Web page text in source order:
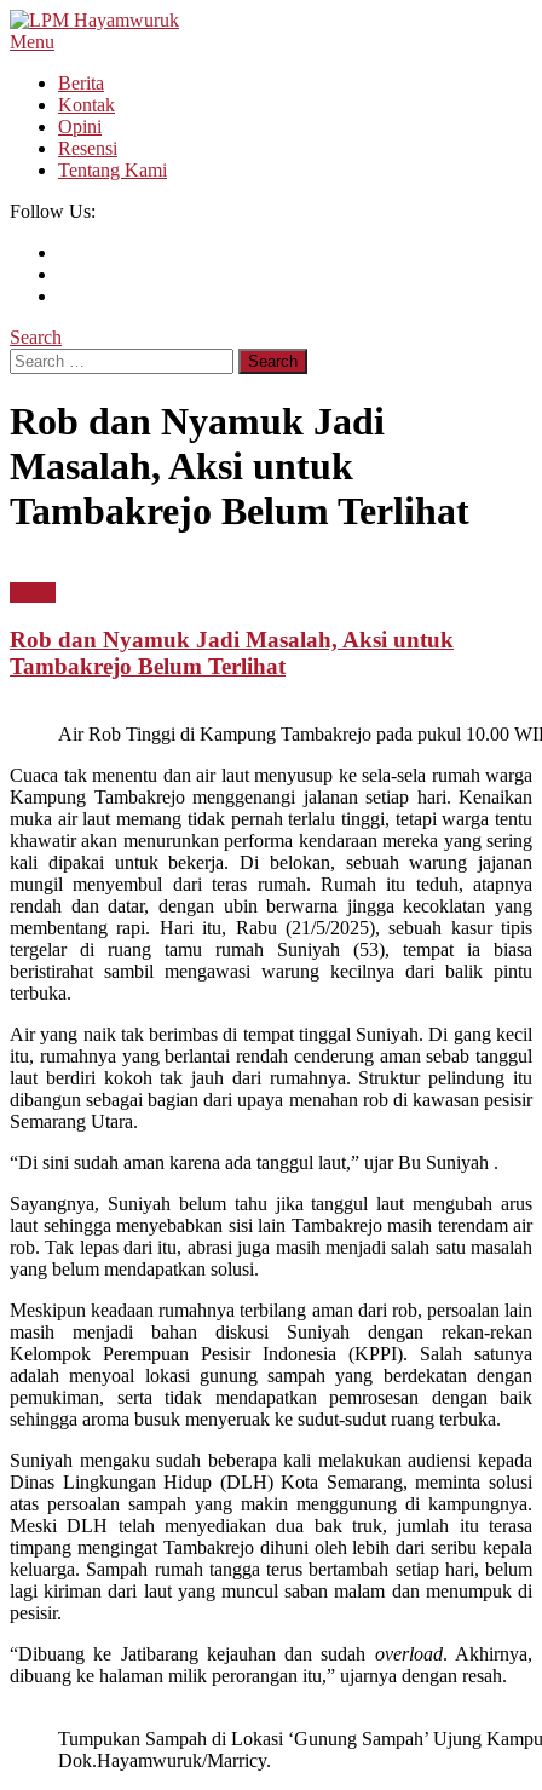
Skip
To
Menu
Berita
Kontak
Opini
Resensi
Tentang Kami
Follow Us:
Search
Search
for:
Rob dan Nyamuk Jadi
Masalah, Aksi untuk
Tambakrejo Belum Terlihat
Rob dan Nyamuk Jadi Masalah, Aksi untuk
Tambakrejo Belum Terlihat
Air Rob Tinggi di Kampung Tambakrejo pada pukul 10.00
Cuaca tak menentu dan air laut menyusup ke sela-sela rumah warga
Kampung Tambakrejo menggenangi jalanan setiap hari. Kenaikan
muka air laut memang tidak pernah terlalu tinggi, tetapi warga tentu
khawatir akan menurunkan performa kendaraan mereka yang sering
kali dipakai untuk bekerja. Di belokan, sebuah warung jajanan
mungil menyembul dari teras rumah. Rumah itu teduh, atapnya
rendah dan datar, dengan ubin berwarna jingga kecoklatan yang
membentang rapi. Hari itu, Rabu (21/5/2025), sebuah kasur tipis
tergelar di ruang tamu rumah Suniyah (53), tempat ia biasa
beristirahat sambil mengawasi warung kecilnya dari balik pintu
terbuka.
Air yang naik tak berimbas di tempat tinggal Suniyah. Di gang kecil
itu, rumahnya yang berlantai rendah cenderung aman sebab tanggul
laut berdiri kokoh tak jauh dari rumahnya. Struktur pelindung itu
dibangun sebagai bagian dari upaya menahan rob di kawasan pesisir
Semarang Utara.
“Di sini sudah aman karena ada tanggul laut,” ujar Bu Suniyah .
Sayangnya, Suniyah belum tahu jika tanggul laut mengubah arus
laut sehingga menyebabkan sisi lain Tambakrejo masih terendam air
rob. Tak lepas dari itu, abrasi juga masih menjadi salah satu masalah
yang belum mendapatkan solusi.
Meskipun keadaan rumahnya terbilang aman dari rob, persoalan lain
masih menjadi bahan diskusi Suniyah dengan rekan-rekan
Kelompok Perempuan Pesisir Indonesia (KPPI). Salah satunya
adalah menyoal lokasi gunung sampah yang berdekatan dengan
pemukiman, serta tidak mendapatkan pemrosesan dengan baik
sehingga aroma busuk menyeruak ke sudut-sudut ruang terbuka.
Suniyah mengaku sudah beberapa kali melakukan audiensi kepada
Dinas Lingkungan Hidup (DLH) Kota Semarang, meminta solusi
atas persoalan sampah yang makin menggunung di kampungnya.
Meski DLH telah menyediakan dua bak truk, jumlah itu terasa
timpang mengingat Tambakrejo dihuni oleh lebih dari seribu kepala
keluarga. Sampah rumah tangga terus bertambah setiap hari, belum
lagi kiriman dari laut yang muncul saban malam dan menumpuk di
pesisir.
“Dibuang ke Jatibarang kejauhan dan sudah overload. Akhirnya,
dibuang ke halaman milik perorangan itu,” ujarnya dengan resah.
Tumpukan Sampah di Lokasi ‘Gunung Sampah’ Ujung
Dok.Hayamwuruk/Marricy.